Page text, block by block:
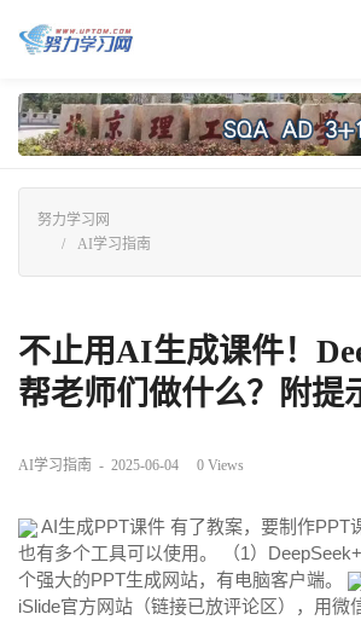
努力学习网
AI学习指南
不止用AI生成课件！
帮老师们做什么？附提
AI学习指南 - 2025-06-04 0 Views
AI生成PPT课件 有了教案，要制作PPT
也有多个工具可以使用。 （1）DeepSeek+
个强大的PPT生成网站，有电脑客户端。
iSlide官方网站（链接已放评论区），用微